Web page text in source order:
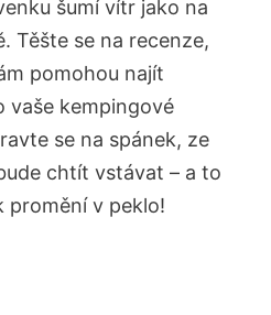
‌šumí vítr jako⁢ na
⁣Těšte se na ⁤recenze,
pomohou najít
vaše kempingové⁢
se na spánek, ze
chtít vstávat – a to⁣
promění v peklo!